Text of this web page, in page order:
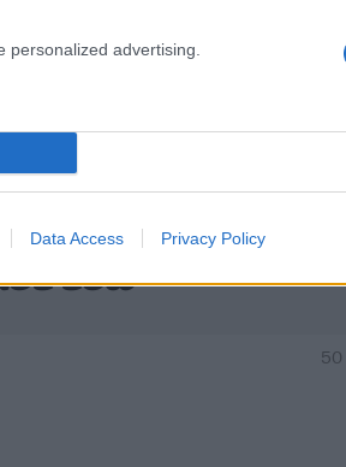
personalized advertising.
Data Access Privacy Policy
εδώ